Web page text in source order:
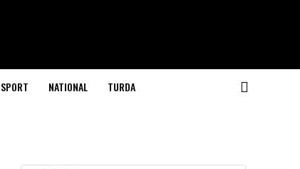
SPORT NATIONAL TURDA